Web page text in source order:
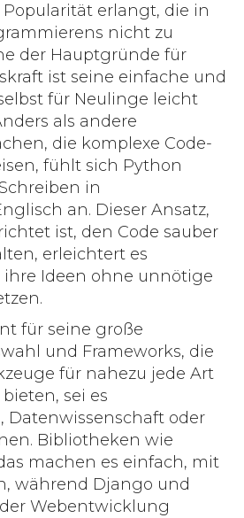
erlangt, die in
nicht zu
der Hauptgründe für
ist seine einfache und
für Neulinge leicht
als andere
die komplexe Code-
fühlt sich Python
in
an. Dieser Ansatz,
ist, den Code sauber
erleichtert es
ihre Ideen ohne unnötige
für seine große
und Frameworks, die
für nahezu jede Art
sei es
Datenwissenschaft oder
Bibliotheken wie
machen es einfach, mit
während Django und
Webentwicklung